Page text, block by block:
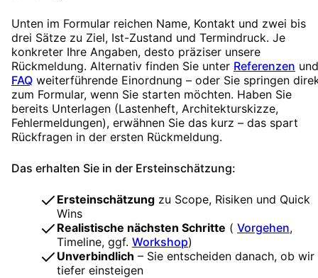
Unten im Formular reichen Name, Kontakt und zwei bis
drei Sätze zu Ziel, Ist-Zustand und Termindruck. Je
konkreter Ihre Angaben, desto präziser unsere
Rückmeldung. Alternativ finden Sie unter Referenzen und
FAQ weiterführende Einordnung – oder Sie springen
zum Formular, wenn Sie starten möchten. Haben Sie
bereits Unterlagen (Lastenheft, Architekturskizze,
Fehlermeldungen), erwähnen Sie das kurz – das spart
Rückfragen in der ersten Rückmeldung.
Das erhalten Sie in der Ersteinschätzung:
Ersteinschätzung zu Scope, Risiken und Quick
Wins
Realistische nächsten Schritte ( Vorgehen,
Timeline, ggf. Workshop)
Unverbindlich – Sie entscheiden danach, ob wir
tiefer einsteigen